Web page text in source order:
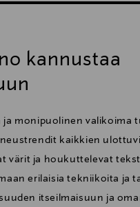
kannustaa
ja monipuolinen valikoima
kaikkien
värit ja houkuttelevat
erilaisia tekniikoita ja
itseilmaisuun ja